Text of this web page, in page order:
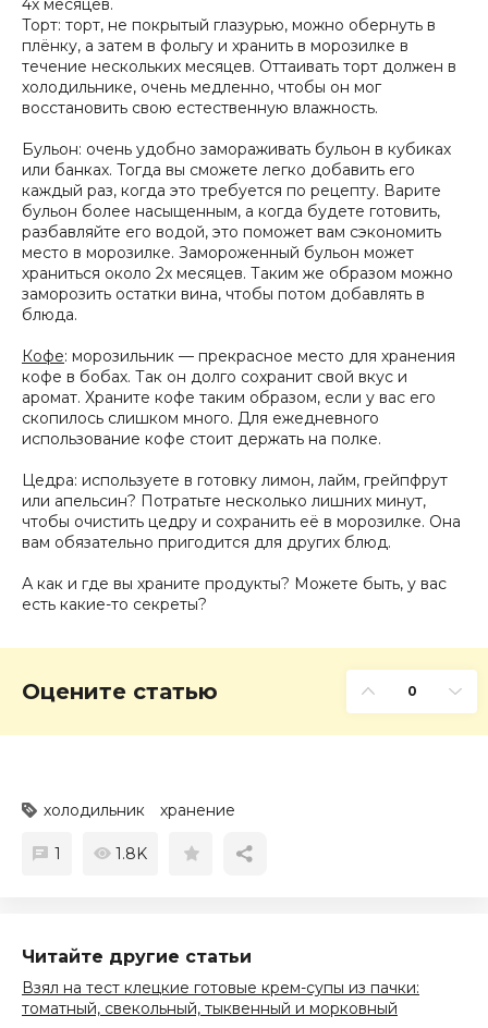
Торт: торт, не покрытый глазурью, можно обернуть в
плёнку, а затем в фольгу и хранить в морозилке в
течение нескольких месяцев. Оттаивать торт должен в
холодильнике, очень медленно, чтобы он мог
восстановить свою естественную влажность.
Бульон: очень удобно замораживать бульон в кубиках
или банках. Тогда вы сможете легко добавить его
каждый раз, когда это требуется по рецепту. Варите
бульон более насыщенным, а когда будете готовить,
разбавляйте его водой, это поможет вам сэкономить
место в морозилке. Замороженный бульон может
храниться около 2х месяцев. Таким же образом можно
заморозить остатки вина, чтобы потом добавлять в
блюда.
Кофе: морозильник — прекрасное место для хранения
кофе в бобах. Так он долго сохранит свой вкус и
аромат. Храните кофе таким образом, если у вас его
скопилось слишком много. Для ежедневного
использование кофе стоит держать на полке.
Цедра: используете в готовку лимон, лайм, грейпфрут
или апельсин? Потратьте несколько лишних минут,
чтобы очистить цедру и сохранить её в морозилке. Она
вам обязательно пригодится для других блюд.
А как и где вы храните продукты? Можете быть, у вас
есть какие-то секреты?
Оцените статью 0
холодильник хранение
1 1.8K
Читайте другие статьи
Взял на тест клецкие готовые крем-супы из пачки:
томатный, свекольный, тыквенный и морковный